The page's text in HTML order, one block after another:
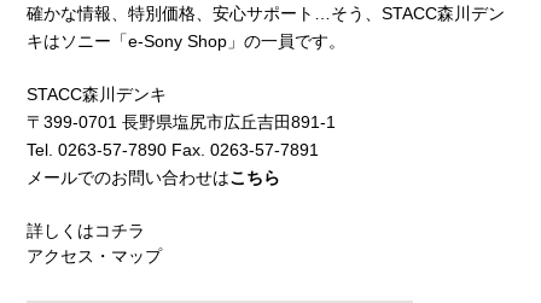
確かな情報、特別価格、安心サポート…そう、STACC森川デン
キはソニー「e-Sony Shop」の一員です。
STACC森川デンキ
〒399-0701 長野県塩尻市広丘吉田891-1
Tel. 0263-57-7890 Fax. 0263-57-7891
メールでのお問い合わせはこちら
詳しくはコチラ
アクセス・マップ